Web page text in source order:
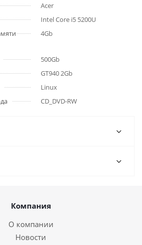
Acer
Intel Core i5 5200U
4Gb
500Gb
GT940 2Gb
Linux
CD_DVD-RW
Компания
О компании
Новости